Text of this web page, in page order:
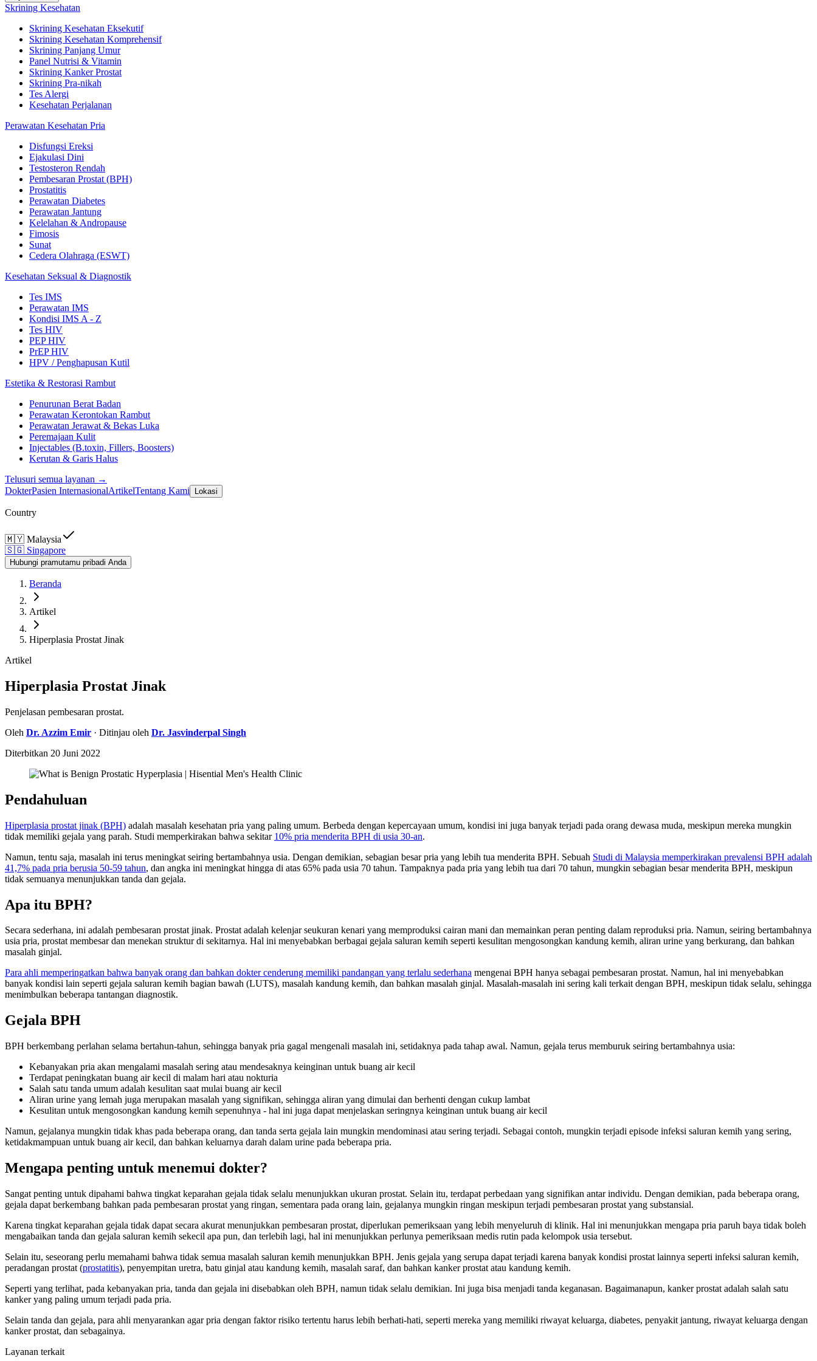
Skrining Kesehatan
Skrining Kesehatan Eksekutif
Skrining Kesehatan Komprehensif
Skrining Panjang Umur
Panel Nutrisi & Vitamin
Skrining Kanker Prostat
Skrining Pra-nikah
Tes Alergi
Kesehatan Perjalanan
Perawatan Kesehatan Pria
Disfungsi Ereksi
Ejakulasi Dini
Testosteron Rendah
Pembesaran Prostat (BPH)
Prostatitis
Perawatan Diabetes
Perawatan Jantung
Kelelahan & Andropause
Fimosis
Sunat
Cedera Olahraga (ESWT)
Kesehatan Seksual & Diagnostik
Tes IMS
Perawatan IMS
Kondisi IMS A - Z
Tes HIV
PEP HIV
PrEP HIV
HPV / Penghapusan Kutil
Estetika & Restorasi Rambut
Penurunan Berat Badan
Perawatan Kerontokan Rambut
Perawatan Jerawat & Bekas Luka
Peremajaan Kulit
Injectables (B.toxin, Fillers, Boosters)
Kerutan & Garis Halus
Telusuri semua layanan →
DokterPasien InternasionalArtikelTentang Kami Lokasi
Country
🇲🇾 Malaysia
🇸🇬 Singapore
Hubungi pramutamu pribadi Anda
Beranda
Artikel
Hiperplasia Prostat Jinak
Artikel
Hiperplasia Prostat Jinak
Penjelasan pembesaran prostat.
Oleh Dr. Azzim Emir · Ditinjau oleh Dr. Jasvinderpal Singh
Diterbitkan 20 Juni 2022
Pendahuluan
Hiperplasia prostat jinak (BPH) adalah masalah kesehatan pria yang paling umum. Berbeda dengan kepercayaan umum, kondisi ini juga banyak terjadi pada orang dewasa muda, meskipun mereka mungkin
tidak memiliki gejala yang parah. Studi memperkirakan bahwa sekitar 10% pria menderita BPH di usia 30-an.
Namun, tentu saja, masalah ini terus meningkat seiring bertambahnya usia. Dengan demikian, sebagian besar pria yang lebih tua menderita BPH. Sebuah Studi di Malaysia memperkirakan prevalensi BPH adalah
41,7% pada pria berusia 50-59 tahun, dan angka ini meningkat hingga di atas 65% pada usia 70 tahun. Tampaknya pada pria yang lebih tua dari 70 tahun, mungkin sebagian besar menderita BPH, meskipun
tidak semuanya menunjukkan tanda dan gejala.
Apa itu BPH?
Secara sederhana, ini adalah pembesaran prostat jinak. Prostat adalah kelenjar seukuran kenari yang memproduksi cairan mani dan memainkan peran penting dalam reproduksi pria. Namun, seiring bertambahnya
usia pria, prostat membesar dan menekan struktur di sekitarnya. Hal ini menyebabkan berbagai gejala saluran kemih seperti kesulitan mengosongkan kandung kemih, aliran urine yang berkurang, dan bahkan
masalah ginjal.
Para ahli memperingatkan bahwa banyak orang dan bahkan dokter cenderung memiliki pandangan yang terlalu sederhana mengenai BPH hanya sebagai pembesaran prostat. Namun, hal ini menyebabkan
banyak kondisi lain seperti gejala saluran kemih bagian bawah (LUTS), masalah kandung kemih, dan bahkan masalah ginjal. Masalah-masalah ini sering kali terkait dengan BPH, meskipun tidak selalu, sehingga
menimbulkan beberapa tantangan diagnostik.
Gejala BPH
BPH berkembang perlahan selama bertahun-tahun, sehingga banyak pria gagal mengenali masalah ini, setidaknya pada tahap awal. Namun, gejala terus memburuk seiring bertambahnya usia:
Kebanyakan pria akan mengalami masalah sering atau mendesaknya keinginan untuk buang air kecil
Terdapat peningkatan buang air kecil di malam hari atau nokturia
Salah satu tanda umum adalah kesulitan saat mulai buang air kecil
Aliran urine yang lemah juga merupakan masalah yang signifikan, sehingga aliran yang dimulai dan berhenti dengan cukup lambat
Kesulitan untuk mengosongkan kandung kemih sepenuhnya - hal ini juga dapat menjelaskan seringnya keinginan untuk buang air kecil
Namun, gejalanya mungkin tidak khas pada beberapa orang, dan tanda serta gejala lain mungkin mendominasi atau sering terjadi. Sebagai contoh, mungkin terjadi episode infeksi saluran kemih yang sering,
ketidakmampuan untuk buang air kecil, dan bahkan keluarnya darah dalam urine pada beberapa pria.
Mengapa penting untuk menemui dokter?
Sangat penting untuk dipahami bahwa tingkat keparahan gejala tidak selalu menunjukkan ukuran prostat. Selain itu, terdapat perbedaan yang signifikan antar individu. Dengan demikian, pada beberapa orang,
gejala dapat berkembang bahkan pada pembesaran prostat yang ringan, sementara pada orang lain, gejalanya mungkin ringan meskipun terjadi pembesaran prostat yang substansial.
Karena tingkat keparahan gejala tidak dapat secara akurat menunjukkan pembesaran prostat, diperlukan pemeriksaan yang lebih menyeluruh di klinik. Hal ini menunjukkan mengapa pria paruh baya tidak boleh
mengabaikan tanda dan gejala saluran kemih sekecil apa pun, dan terlebih lagi, hal ini menunjukkan perlunya pemeriksaan medis rutin pada kelompok usia tersebut.
Selain itu, seseorang perlu memahami bahwa tidak semua masalah saluran kemih menunjukkan BPH. Jenis gejala yang serupa dapat terjadi karena banyak kondisi prostat lainnya seperti infeksi saluran kemih,
peradangan prostat (prostatitis), penyempitan uretra, batu ginjal atau kandung kemih, masalah saraf, dan bahkan kanker prostat atau kandung kemih.
Seperti yang terlihat, pada kebanyakan pria, tanda dan gejala ini disebabkan oleh BPH, namun tidak selalu demikian. Ini juga bisa menjadi tanda keganasan. Bagaimanapun, kanker prostat adalah salah satu
kanker yang paling umum terjadi pada pria.
Selain tanda dan gejala, para ahli menyarankan agar pria dengan faktor risiko tertentu harus lebih berhati-hati, seperti mereka yang memiliki riwayat keluarga, diabetes, penyakit jantung, riwayat keluarga dengan
kanker prostat, dan sebagainya.
Layanan terkait